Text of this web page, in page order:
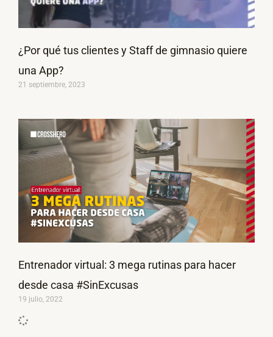
¿Por qué tus clientes y Staff de gimnasio quiere
una App?
21 septiembre, 2023
Entrenador virtual: 3 mega rutinas para hacer
desde casa #SinExcusas
19 julio, 2022